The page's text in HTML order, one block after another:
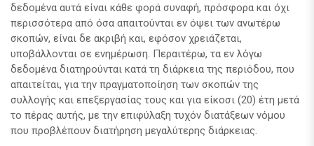
δεδομένα αυτά είναι κάθε φορά συναφή, πρόσφορα και όχι
περισσότερα από όσα απαιτούνται εν όψει των ανωτέρω
σκοπών, είναι δε ακριβή και, εφόσον χρειάζεται,
υποβάλλονται σε ενημέρωση. Περαιτέρω, τα εν λόγω
δεδομένα διατηρούνται κατά τη διάρκεια της περιόδου, που
απαιτείται, για την πραγματοποίηση των σκοπών της
συλλογής και επεξεργασίας τους και για είκοσι (20) έτη μετά
το πέρας αυτής, με την επιφύλαξη τυχόν διατάξεων νόμου
που προβλέπουν διατήρηση μεγαλύτερης διάρκειας.